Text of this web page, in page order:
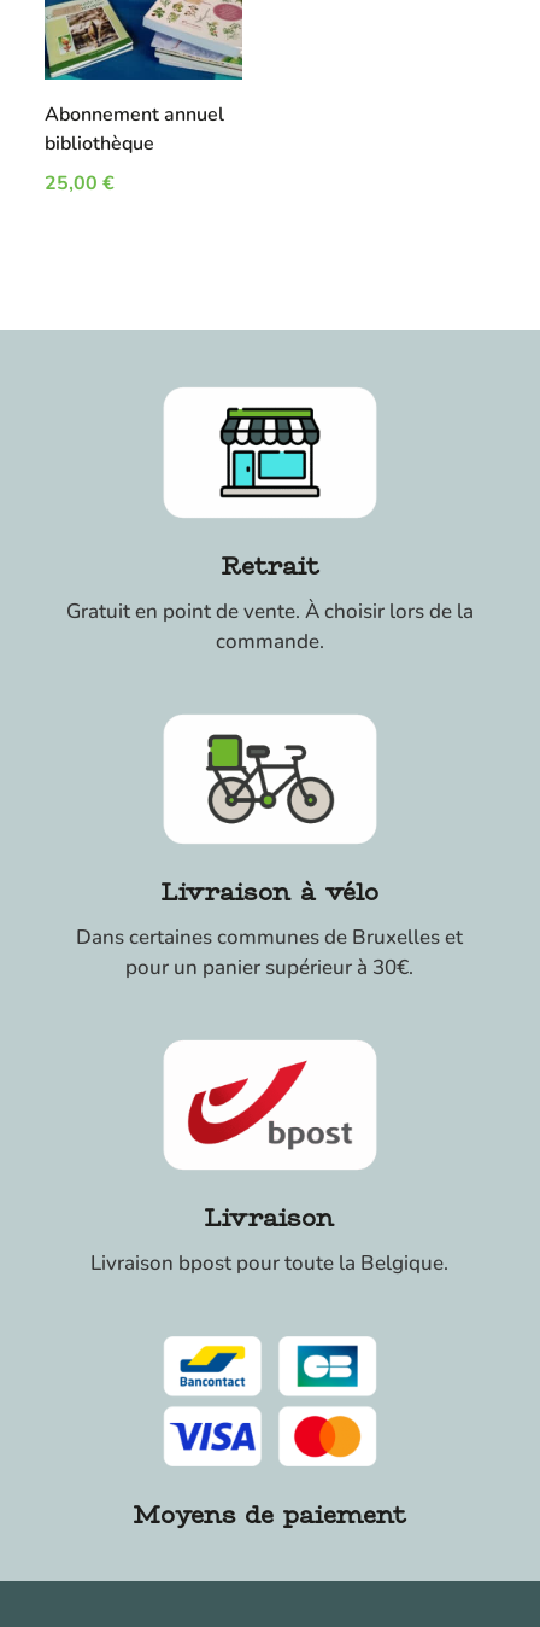
Abonnement annuel
bibliothèque
25,00€
Retrait
Gratuit en point de vente. À choisir lors de la
commande.
Livraison à vélo
Dans certaines communes de Bruxelles et
pour un panier supérieur à 30€.
Livraison
Livraison bpost pour toute la Belgique.
Moyens de paiement